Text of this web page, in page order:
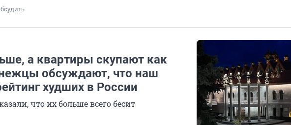
а квартиры скупают как
обсуждают, что наш
худших в России
что их больше всего бесит